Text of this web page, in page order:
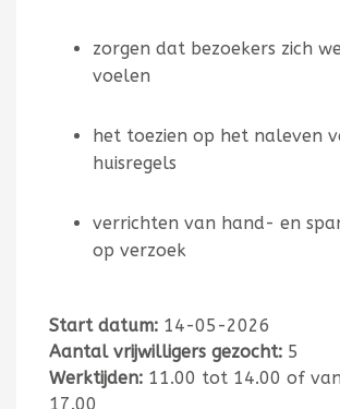
zorgen dat bezoekers zich
voelen
het toezien op het naleven
huisregels
verrichten van hand- en
op verzoek
Start datum: 14-05-2026
Aantal vrijwilligers gezocht: 5
Werktijden: 11.00 tot 14.00 of
17.00